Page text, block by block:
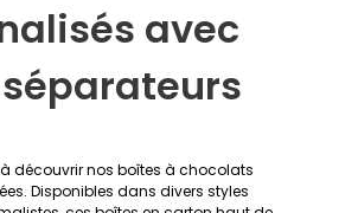
avec
découvrir nos boîtes à chocolats
Disponibles dans divers styles